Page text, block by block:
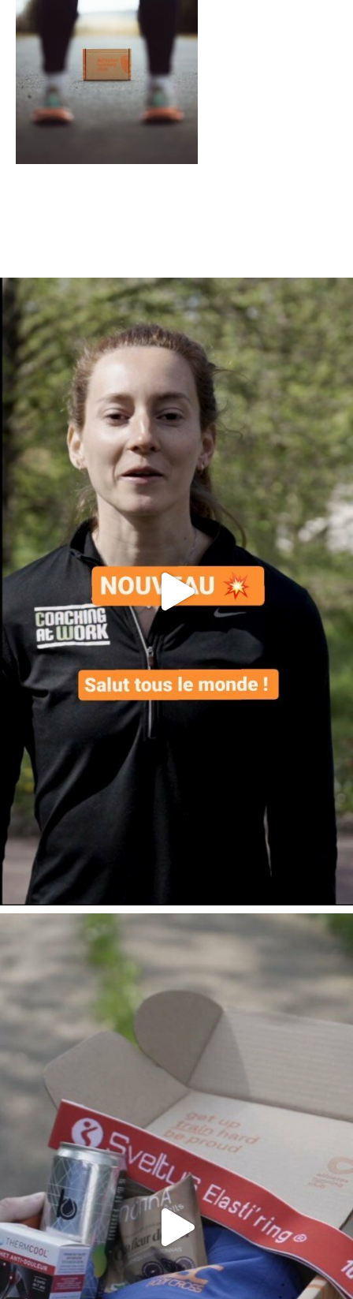
En tant qu'abonné, découvre des conten